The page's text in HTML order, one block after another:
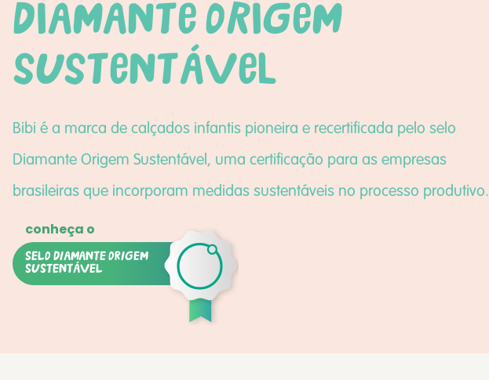
Diamante Origem
sustentável
Bibi é a marca de calçados infantis pioneira e recertificada pelo selo
Diamante Origem Sustentável, uma certificação para as empresas
brasileiras que incorporam medidas sustentáveis no processo produtivo.
SELO DIAMANTE ORIGEM
SUSTENTÁVEL